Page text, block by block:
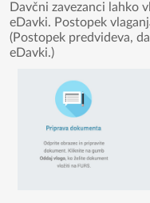
Davčni zavezanci lahko
eDavki. Postopek
(Postopek predvideva,
eDavki.)